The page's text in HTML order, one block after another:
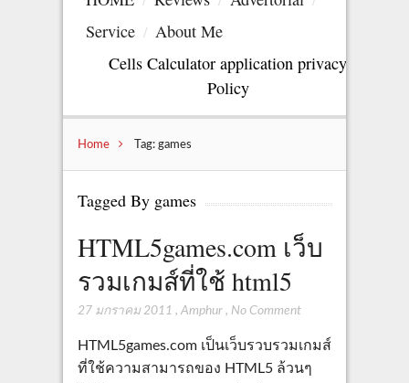
Service
About Me
Cells Calculator application privacy
Policy
Home Tag: games
Tagged By games
HTML5games.com เว็บ
รวมเกมส์ที่ใช้ html5
27 มกราคม 2011 , Amphur, No Comment
HTML5games.com เป็นเว็บรวบรวมเกมส์
ที่ใช้ความสามารถของ HTML5 ล้วนๆ